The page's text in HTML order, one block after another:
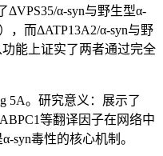
ΔVPS35/α-syn与野生型α-
，而ΔATP13A2/α-syn与野
能上证实了两者通过完全
5A。研究意义：展示了
等翻译因子在网络中
syn毒性的核心机制。